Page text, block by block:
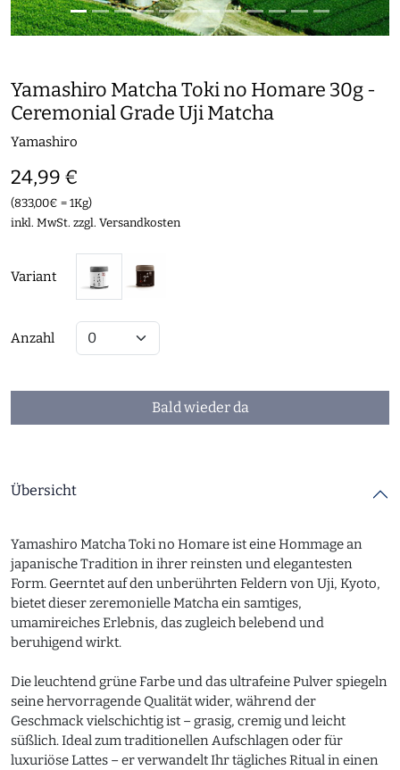
Yamashiro Matcha Toki no Homare 30g -
Ceremonial Grade Uji Matcha
Yamashiro
24,99 €
(833,00€ = 1Kg)
inkl. MwSt. zzgl. Versandkosten
Variant
Anzahl
Bald wieder da
Übersicht
Yamashiro Matcha Toki no Homare ist eine Hommage an
japanische Tradition in ihrer reinsten und elegantesten
Form. Geerntet auf den unberührten Feldern von Uji, Kyoto,
bietet dieser zeremonielle Matcha ein samtiges,
umamireiches Erlebnis, das zugleich belebend und
beruhigend wirkt.
Die leuchtend grüne Farbe und das ultrafeine Pulver spiegeln
seine hervorragende Qualität wider, während der
Geschmack vielschichtig ist – grasig, cremig und leicht
süßlich. Ideal zum traditionellen Aufschlagen oder für
luxuriöse Lattes – er verwandelt Ihr tägliches Ritual in einen